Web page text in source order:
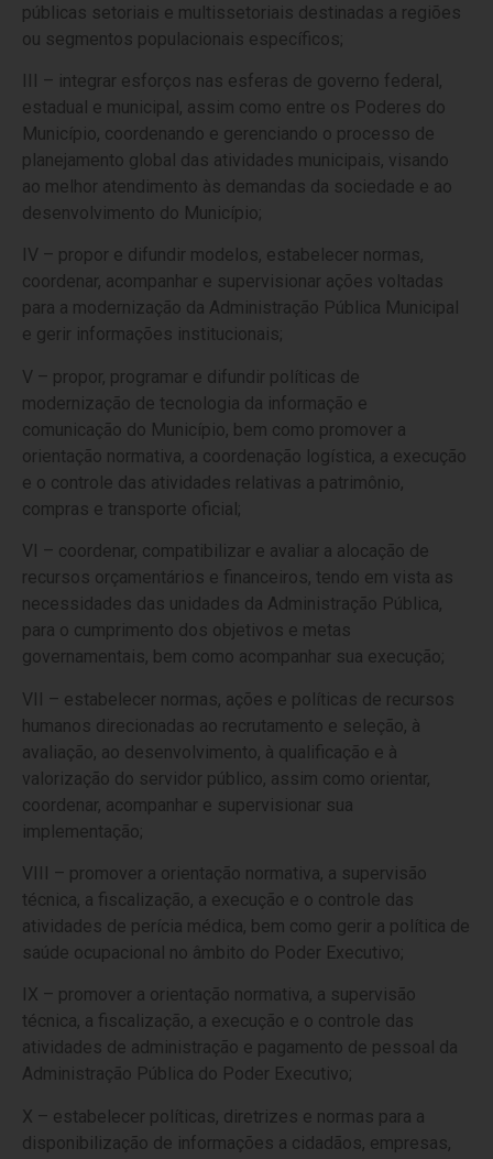
públicas setoriais e multissetoriais destinadas a regiões
ou segmentos populacionais específicos;
III – integrar esforços nas esferas de governo federal,
estadual e municipal, assim como entre os Poderes do
Município, coordenando e gerenciando o processo de
planejamento global das atividades municipais, visando
ao melhor atendimento às demandas da sociedade e ao
desenvolvimento do Município;
IV – propor e difundir modelos, estabelecer normas,
coordenar, acompanhar e supervisionar ações voltadas
para a modernização da Administração Pública Municipal
e gerir informações institucionais;
V – propor, programar e difundir políticas de
modernização de tecnologia da informação e
comunicação do Município, bem como promover a
orientação normativa, a coordenação logística, a execução
e o controle das atividades relativas a patrimônio,
compras e transporte oficial;
VI – coordenar, compatibilizar e avaliar a alocação de
recursos orçamentários e financeiros, tendo em vista as
necessidades das unidades da Administração Pública,
para o cumprimento dos objetivos e metas
governamentais, bem como acompanhar sua execução;
VII – estabelecer normas, ações e políticas de recursos
humanos direcionadas ao recrutamento e seleção, à
avaliação, ao desenvolvimento, à qualificação e à
valorização do servidor público, assim como orientar,
coordenar, acompanhar e supervisionar sua
implementação;
VIII – promover a orientação normativa, a supervisão
técnica, a fiscalização, a execução e o controle das
atividades de perícia médica, bem como gerir a política de
saúde ocupacional no âmbito do Poder Executivo;
IX – promover a orientação normativa, a supervisão
técnica, a fiscalização, a execução e o controle das
atividades de administração e pagamento de pessoal da
Administração Pública do Poder Executivo;
X – estabelecer políticas, diretrizes e normas para a
disponibilização de informações a cidadãos, empresas,